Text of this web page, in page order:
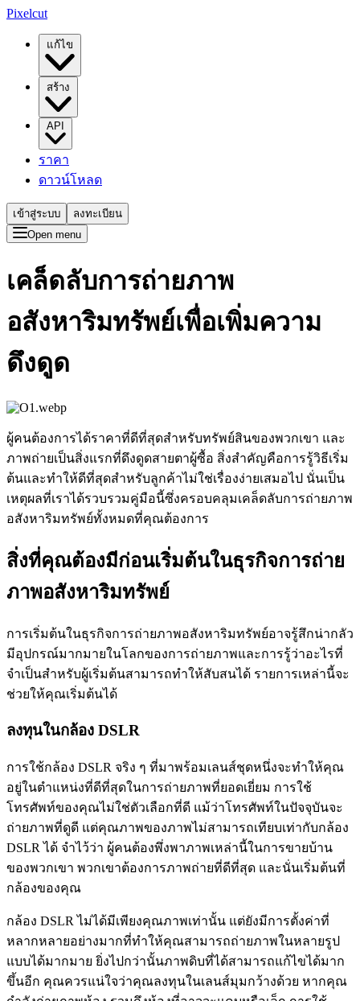
Pixelcut
แก้ไข
สร้าง
API
ราคา
ดาวน์โหลด
เข้าสู่ระบบ
ลงทะเบียน
Open menu
เคล็ดลับการถ่ายภาพ
อสังหาริมทรัพย์เพื่อเพิ่มความ
ดึงดูด
ผู้คนต้องการได้ราคาที่ดีที่สุดสำหรับทรัพย์สินของพวกเขา และ
ภาพถ่ายเป็นสิ่งแรกที่ดึงดูดสายตาผู้ซื้อ สิ่งสำคัญคือการรู้วิธีเริ่ม
ต้นและทำให้ดีที่สุดสำหรับลูกค้าไม่ใช่เรื่องง่ายเสมอไป นั่นเป็น
เหตุผลที่เราได้รวบรวมคู่มือนี้ซึ่งครอบคลุมเคล็ดลับการถ่ายภาพ
อสังหาริมทรัพย์ทั้งหมดที่คุณต้องการ
สิ่งที่คุณต้องมีก่อนเริ่มต้นในธุรกิจการถ่าย
ภาพอสังหาริมทรัพย์
การเริ่มต้นในธุรกิจการถ่ายภาพอสังหาริมทรัพย์อาจรู้สึกน่ากลัว
มีอุปกรณ์มากมายในโลกของการถ่ายภาพและการรู้ว่าอะไรที่
จำเป็นสำหรับผู้เริ่มต้นสามารถทำให้สับสนได้ รายการเหล่านี้จะ
ช่วยให้คุณเริ่มต้นได้
ลงทุนในกล้อง DSLR
การใช้กล้อง DSLR จริง ๆ ที่มาพร้อมเลนส์ชุดหนึ่งจะทำให้คุณ
อยู่ในตำแหน่งที่ดีที่สุดในการถ่ายภาพที่ยอดเยี่ยม การใช้
โทรศัพท์ของคุณไม่ใช่ตัวเลือกที่ดี แม้ว่าโทรศัพท์ในปัจจุบันจะ
ถ่ายภาพที่ดูดี แต่คุณภาพของภาพไม่สามารถเทียบเท่ากับกล้อง
DSLR ได้ จำไว้ว่า ผู้คนต้องพึ่งพาภาพเหล่านี้ในการขายบ้าน
ของพวกเขา พวกเขาต้องการภาพถ่ายที่ดีที่สุด และนั่นเริ่มต้นที่
กล้องของคุณ
กล้อง DSLR ไม่ได้มีเพียงคุณภาพเท่านั้น แต่ยังมีการตั้งค่าที่
หลากหลายอย่างมากที่ทำให้คุณสามารถถ่ายภาพในหลายรูป
แบบได้มากมาย ยิ่งไปกว่านั้นภาพดิบที่ได้สามารถแก้ไขได้มาก
ขึ้นอีก คุณควรแน่ใจว่าคุณลงทุนในเลนส์มุมกว้างด้วย หากคุณ